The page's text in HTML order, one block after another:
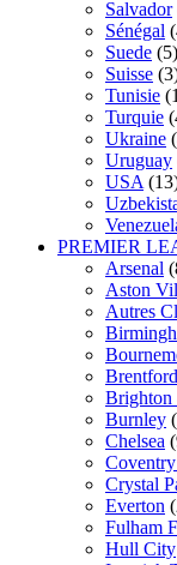
Salvador
Sénégal
Suede (5)
Suisse
Tunisie
Turquie
Ukraine
Uruguay
USA
PREMIER
Arsenal
Aston
Autres
Brentford
Burnley
Chelsea
Crystal
Everton
Fulham
Hull City